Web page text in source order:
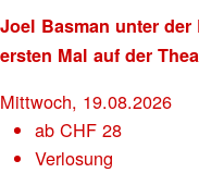
Joel Basman unter
ersten Mal auf der
Mittwoch, 19.08.2026
abCHF 28
Verlosung